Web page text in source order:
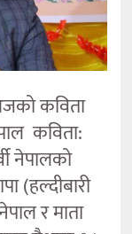
कविता
कविता:
नेपालको
(हल्दीबारी
र माता